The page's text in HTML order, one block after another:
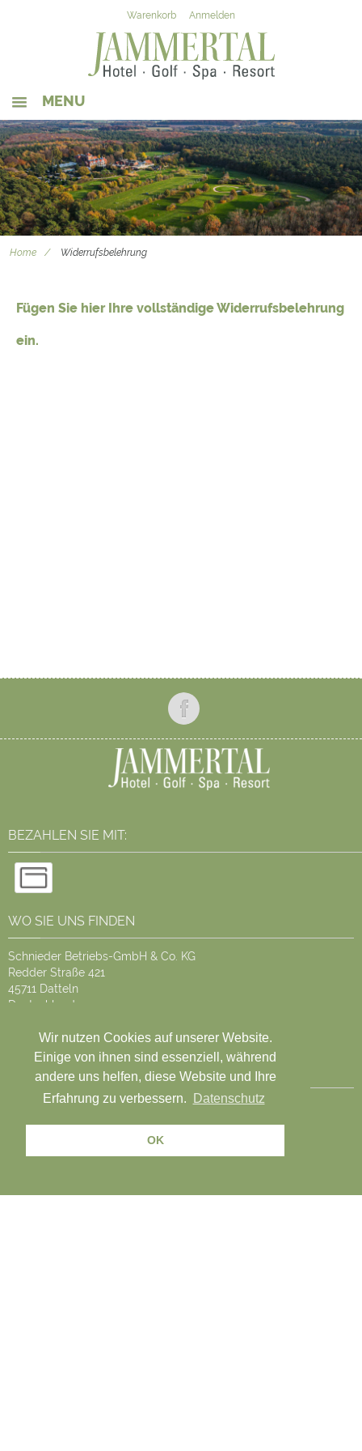
Wir nutzen Cookies auf unserer Website.
Einige von ihnen sind essenziell, während
andere uns helfen, diese Website und Ihre
Erfahrung zu verbessern.
Datenschutz
OK
Warenkorb Anmelden
MENU
SHOP-STARTSEITE
WERT-GUTSCHEIN
WELLNESS-GUTSCHEIN
WOHNEN & SCHLAFEN
HOTEL-WEBSEITE
Home Widerrufsbelehrung
Fügen Sie hier Ihre vollständige Widerrufsbelehrung
ein.
BEZAHLEN SIE MIT:
WO SIE UNS FINDEN
Schnieder Betriebs-GmbH & Co. KG
Redder Straße 421
45711 Datteln
Deutschland
UNSERE FACEBOOK FANS